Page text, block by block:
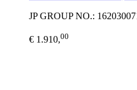
JP GROUP NO.:
€ 1.910,00